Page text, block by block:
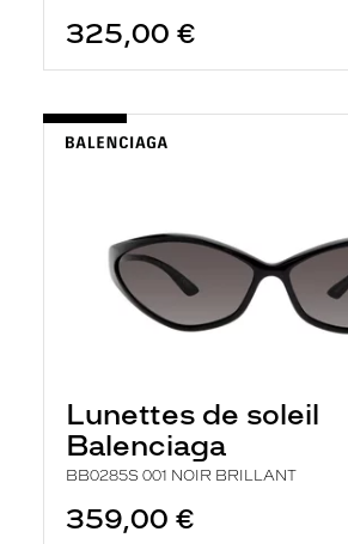
325,00 €
Lunettes de soleil
Balenciaga
BB0285S 001 NOIR BRILLANT
359,00 €